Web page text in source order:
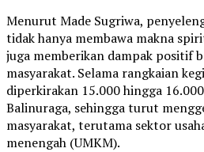
Menurut Made Sugriwa,
tidak hanya membawa makna
juga memberikan dampak positif
masyarakat. Selama rangkaian
diperkirakan 15.000 hingga
Balinuraga, sehingga turut
masyarakat, terutama sektor
menengah (UMKM).